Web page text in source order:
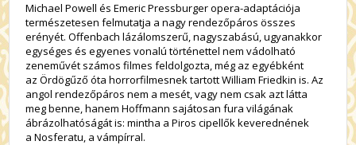
Michael Powell és Emeric Pressburger opera-adaptációja
természetesen felmutatja a nagy rendezőpáros összes
erényét. Offenbach lázálomszerű, nagyszabású, ugyanakkor
egységes és egyenes vonalú történettel nem vádolható
zeneművét számos filmes feldolgozta, még az egyébként
az Ördögűző óta horrorfilmesnek tartott William Friedkin is. Az
angol rendezőpáros nem a mesét, vagy nem csak azt látta
meg benne, hanem Hoffmann sajátosan fura világának
ábrázolhatóságát is: mintha a Piros cipellők keverednének
a Nosferatu, a vámpírral.